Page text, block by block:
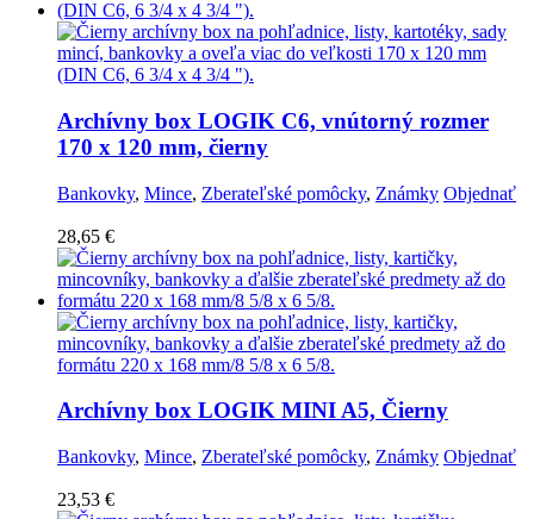
Archívny box LOGIK C6, vnútorný rozmer
170 x 120 mm, čierny
Bankovky, Mince, Zberateľské pomôcky, Známky Objednať
28,65 €
Archívny box LOGIK MINI A5, Čierny
Bankovky, Mince, Zberateľské pomôcky, Známky Objednať
23,53 €